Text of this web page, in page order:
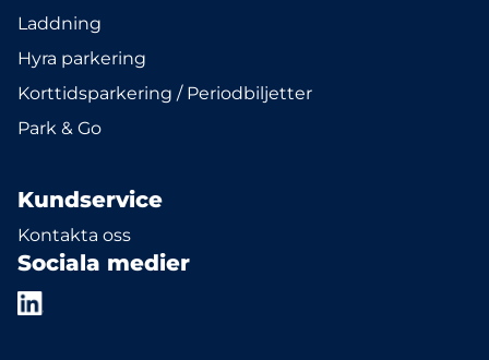
Laddning
Hyra parkering
Korttidsparkering / Periodbiljetter
Park & Go
Kundservice
Kontakta oss
Sociala medier